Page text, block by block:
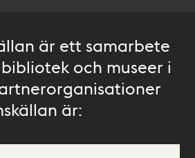
är ett samarbete
och museer i
är: